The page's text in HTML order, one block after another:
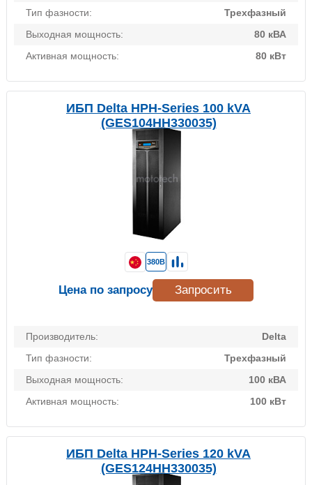
Тип фазности:
Трехфазный
Выходная мощность:
80 кВА
Активная мощность:
80 кВт
ИБП Delta HPH-Series 100 kVA
(GES104HH330035)
Производитель:
Delta
Тип фазности:
Трехфазный
Выходная мощность:
100 кВА
Активная мощность:
100 кВт
380В
Цена по запросу Запросить
ИБП Delta HPH-Series 120 kVA
(GES124HH330035)